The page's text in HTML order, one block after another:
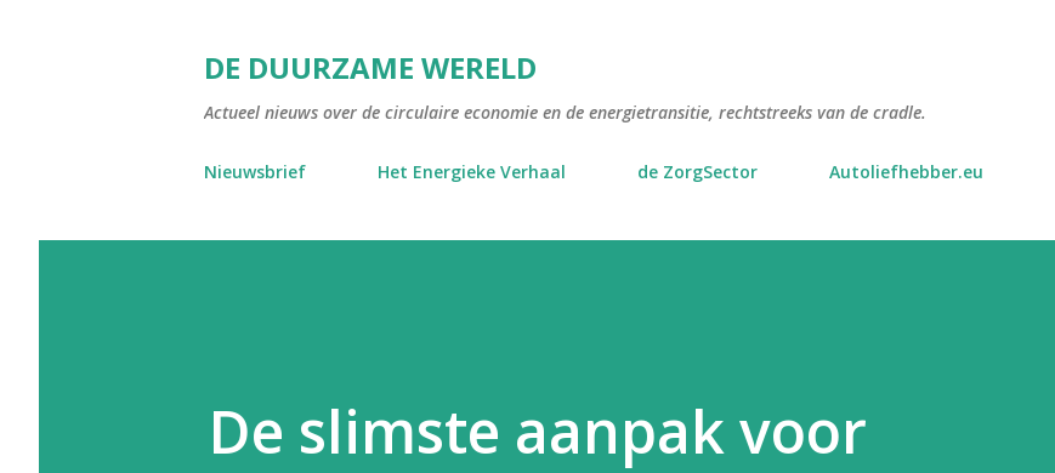
DE DUURZAME WERELD
Actueel nieuws over de circulaire economie en de energietransitie, rechtstreeks van de cradle.
Nieuwsbrief Het Energieke Verhaal de ZorgSector Autoliefhebber.eu
De slimste aanpak voor